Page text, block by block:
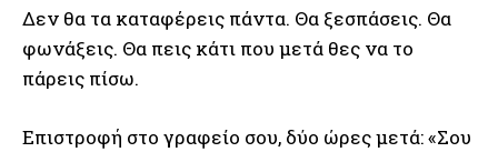
Δεν θα τα καταφέρεις πάντα. Θα ξεσπάσεις. Θα
φωνάξεις. Θα πεις κάτι που μετά θες να το
πάρεις πίσω.
Επιστροφή στο γραφείο σου, δύο ώρες μετά: «Σου